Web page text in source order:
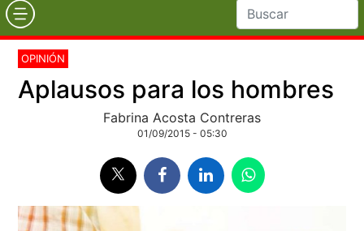
OPINIÓN
Aplausos para los hombres
Fabrina Acosta Contreras
01/09/2015 - 05:30